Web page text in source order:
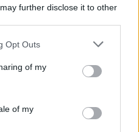
further disclose it to other
uses one or more Google
behaviour. You may click to
and its third-party tags to
purposes in below Google
Opt Outs
of my
of my
χωρίς τις αισθήσεις
και μεταφέρθηκε στο
επιβεβαιώθηκε ο